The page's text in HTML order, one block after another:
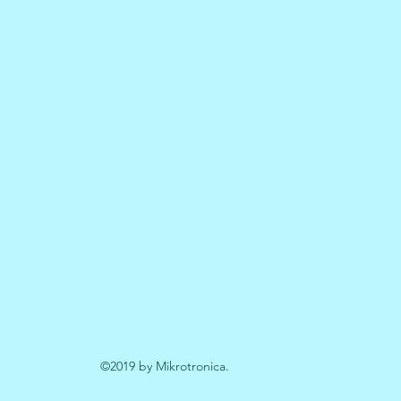
©2019 by Mikrotronica.